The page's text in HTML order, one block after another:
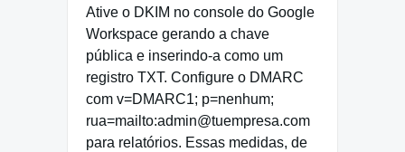
Ative o DKIM no console do Google
Workspace gerando a chave
pública e inserindo-a como um
registro TXT. Configure o DMARC
com v=DMARC1; p=nenhum;
rua=mailto:admin@tuempresa.com
para relatórios. Essas medidas, de